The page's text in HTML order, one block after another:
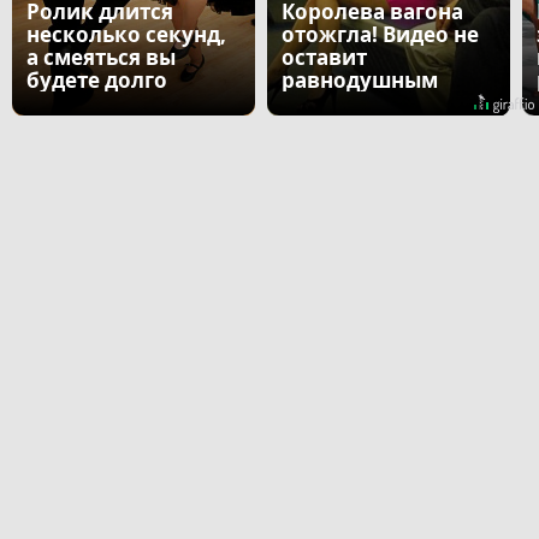
Ролик длится
несколько секунд,
а смеяться вы
будете долго
Королева вагона
отожгла! Видео не
оставит
равнодушным